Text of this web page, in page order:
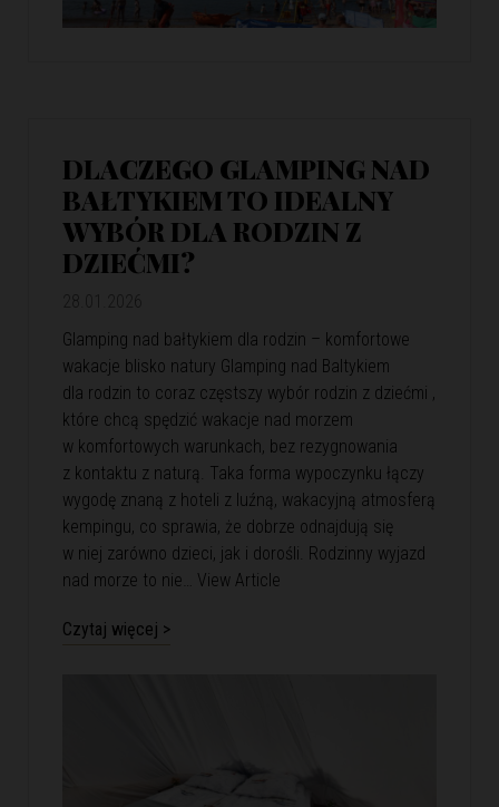
DLACZEGO GLAMPING NAD
BAŁTYKIEM TO IDEALNY
WYBÓR DLA RODZIN Z
DZIEĆMI?
Glamping nad bałtykiem dla rodzin – komfortowe
wakacje blisko natury Glamping nad Baltykiem
dla rodzin to coraz częstszy wybór rodzin z dziećmi ,
które chcą spędzić wakacje nad morzem
w komfortowych warunkach, bez rezygnowania
z kontaktu z naturą. Taka forma wypoczynku łączy
wygodę znaną z hoteli z luźną, wakacyjną atmosferą
kempingu, co sprawia, że dobrze odnajdują się
w niej zarówno dzieci, jak i dorośli. Rodzinny wyjazd
nad morze to nie… View Article
Czytaj więcej >